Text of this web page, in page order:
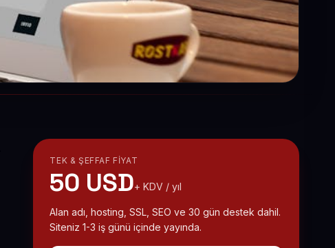
TEK & ŞEFFAF FIYAT
50 USD+ KDV / yıl
Alan adı, hosting, SSL, SEO ve 30 gün destek dahil.
Siteniz 1-3 iş günü içinde yayında.